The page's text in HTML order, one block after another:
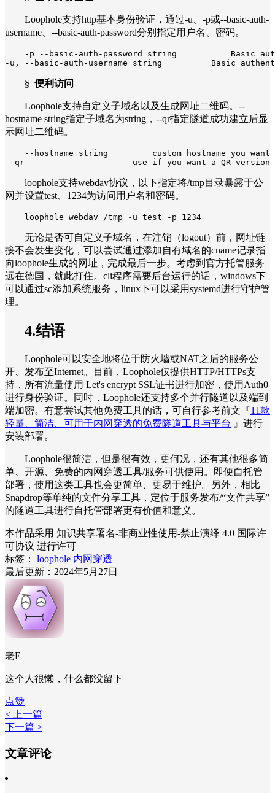
Loophole支持http基本身份验证，通过-u、-p或--basic-auth-
username、--basic-auth-password分别指定用户名、密码。
-p --basic-auth-password string           Basic
-u, --basic-auth-username string          Basic
§ 便利访问
Loophole支持自定义子域名以及生成网址二维码。--
hostname string指定子域名为string，--qr指定隧道成功建立后显
示网址二维码。
--hostname string         custom hostname you
--qr                      use if you want a QR version
loophole支持webdav协议，以下指定将/tmp目录暴露于公
网并设置test、1234为访问用户名和密码。
loophole webdav /tmp -u test -p 1234
无论是否可自定义子域名，在注销（logout）前，网址链
接不会发生变化，可以尝试通过添加自有域名的cname记录指
向loophole生成的网址，完成最后一步。考虑到官方托管服务
远在德国，就此打住。cli程序需要后台运行的话，windows下
可以通过sc添加系统服务，linux下可以采用systemd进行守护管
理。
4.结语
Loophole可以安全地将位于防火墙或NAT之后的服务公
开、发布至Internet。目前，Loophole仅提供HTTP/HTTPs支
持，所有流量使用 Let's encrypt SSL证书进行加密，使用Auth0
进行身份验证。同时，Loophole还支持多个并行隧道以及端到
端加密。有意尝试其他免费工具的话，可自行参考前文『11款
轻量、简洁、可用于内网穿透的免费隧道工具与平台 』进行
安装部署。
Loophole很简洁，但是很有效，更何况，还有其他很多简
单、开源、免费的内网穿透工具/服务可供使用。即便自托管
部署，使用这类工具也会更简单、更易于维护。另外，相比
Snapdrop等单纯的文件分享工具，定位于服务发布/“文件共享”
的隧道工具进行自托管部署更有价值和意义。
本作品采用 知识共享署名-非商业性使用-禁止演绎 4.0 国际许
可协议 进行许可
标签：
loophole 内网穿透
最后更新：2024年5月27日
老E
这个人很懒，什么都没留下
点赞
< 上一篇
下一篇 >
文章评论